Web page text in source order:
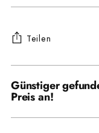
Teilen
in
den
legen
Günstiger
Preis an!